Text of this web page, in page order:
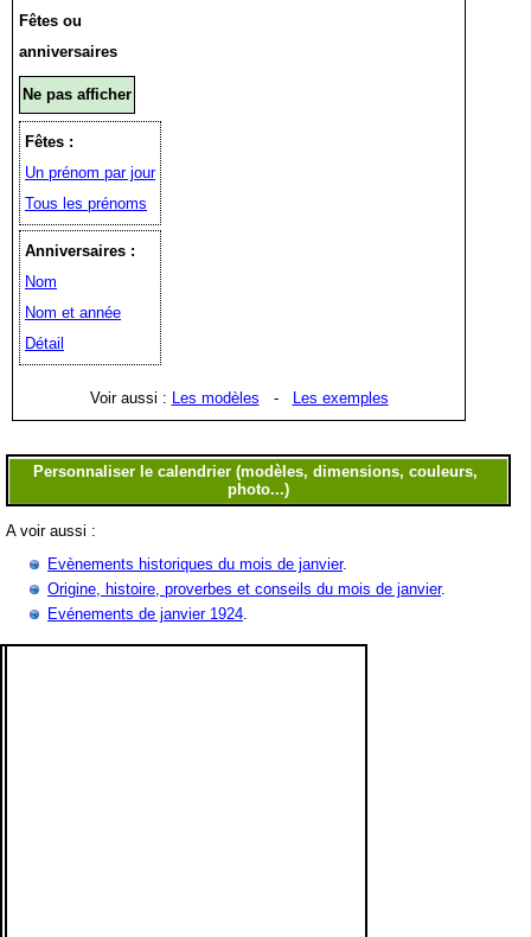
Fêtes ou
anniversaires
Ne pas afficher
Fêtes :
Un prénom par jour
Tous les prénoms
Anniversaires :
Nom
Nom et année
Détail
Voir aussi : Les modèles - Les exemples
A voir aussi :
Evènements historiques du mois de janvier.
Origine, histoire, proverbes et conseils du mois de janvier.
Evénements de janvier 1924.